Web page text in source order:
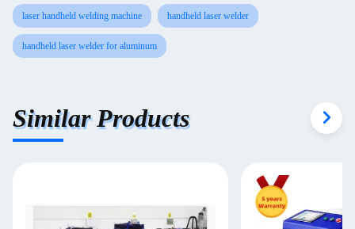
laser handheld welding machine handheld laser welder
handheld laser welder for aluminum
Similar Products